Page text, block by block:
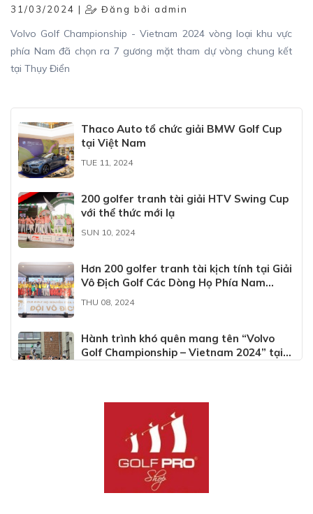
31/03/2024 | Đăng bởi admin
Volvo Golf Championship - Vietnam 2024 vòng loại khu vực
phía Nam đã chọn ra 7 gương mặt tham dự vòng chung kết
tại Thụy Điển
Thaco Auto tổ chức giải BMW Golf Cup
tại Việt Nam
TUE 11, 2024
200 golfer tranh tài giải HTV Swing Cup
với thể thức mới lạ
SUN 10, 2024
Hơn 200 golfer tranh tài kịch tính tại Giải
Vô Địch Golf Các Dòng Họ Phía Nam
2024, “ngôi vương” chưa đổi chủ
THU 08, 2024
Hành trình khó quên mang tên “Volvo
Golf Championship – Vietnam 2024” tại
AGC 32nd Regional Tournament -
Vietnam 2024
TUE 04, 2024